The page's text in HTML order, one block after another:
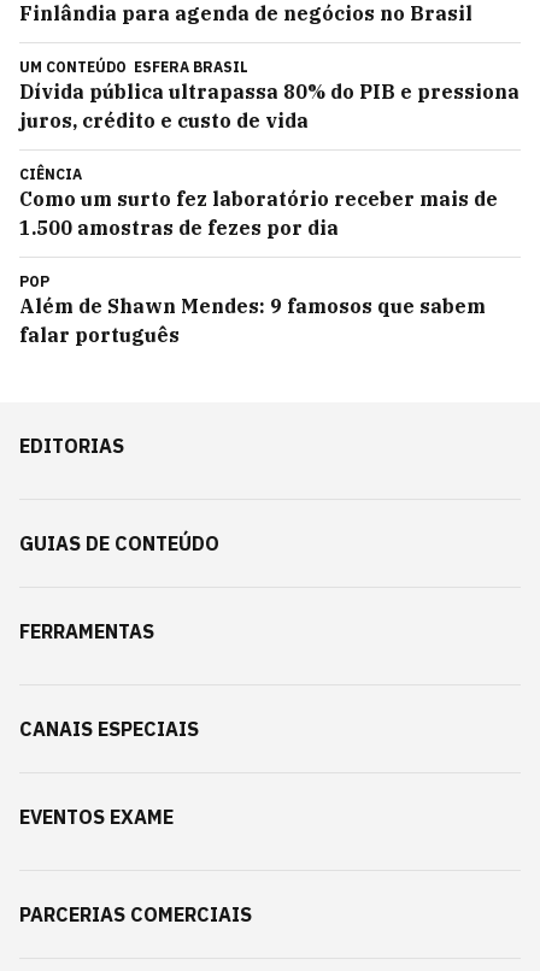
Finlândia para agenda de negócios no Brasil
UM CONTEÚDO ESFERA BRASIL
Dívida pública ultrapassa 80% do PIB e pressiona
juros, crédito e custo de vida
CIÊNCIA
Como um surto fez laboratório receber mais de
1.500 amostras de fezes por dia
POP
Além de Shawn Mendes: 9 famosos que sabem
falar português
EDITORIAS
GUIAS DE CONTEÚDO
FERRAMENTAS
CANAIS ESPECIAIS
EVENTOS EXAME
PARCERIAS COMERCIAIS